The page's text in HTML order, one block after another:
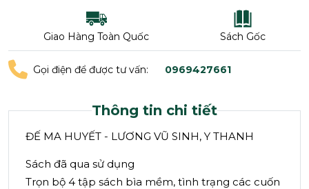
Giao Hàng Toàn Quốc Sách Gốc
Gọi điện để được tư vấn: 0969427661
Thông tin chi tiết
ĐẾ MA HUYẾT - LƯƠNG VŨ SINH, Y THANH
Sách đã qua sử dụng
Trọn bộ 4 tập sách bìa mềm, tình trạng các cuốn